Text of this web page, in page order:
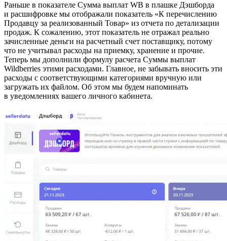
Раньше в показателе Сумма выплат WB в плашке Дэшборда
и расшифровке мы отображали показатель «К перечислению
Продавцу за реализованный Товар» из отчета по детализации
продаж. К сожалению, этот показатель не отражал реально
зачисленные деньги на расчетный счет поставщику, потому
что не учитывал расходы на приемку, хранение и прочие.
Теперь мы дополнили формулу расчета Суммы выплат
Wildberries этими расходами. Главное, не забывать вносить эти
расходы с соответствующими категориями вручную или
загружать их файлом. Об этом мы будем напоминать
в уведомлениях вашего личного кабинета.